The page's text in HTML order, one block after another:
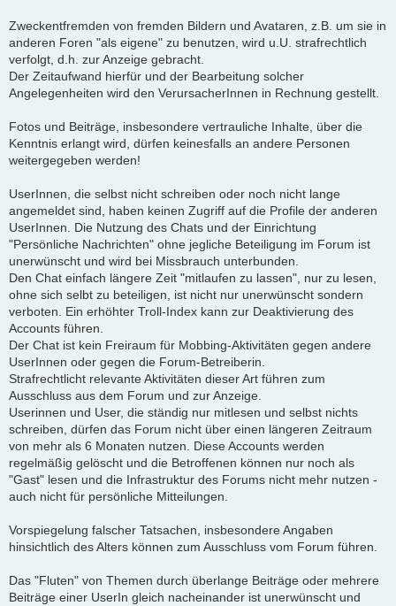
Zweckentfremden von fremden Bildern und Avataren, z.B. um sie in
anderen Foren "als eigene" zu benutzen, wird u.U. strafrechtlich
verfolgt, d.h. zur Anzeige gebracht.
Der Zeitaufwand hierfür und der Bearbeitung solcher
Angelegenheiten wird den VerursacherInnen in Rechnung gestellt.
Fotos und Beiträge, insbesondere vertrauliche Inhalte, über die
Kenntnis erlangt wird, dürfen keinesfalls an andere Personen
weitergegeben werden!
UserInnen, die selbst nicht schreiben oder noch nicht lange
angemeldet sind, haben keinen Zugriff auf die Profile der anderen
UserInnen. Die Nutzung des Chats und der Einrichtung
"Persönliche Nachrichten" ohne jegliche Beteiligung im Forum ist
unerwünscht und wird bei Missbrauch unterbunden.
Den Chat einfach längere Zeit "mitlaufen zu lassen", nur zu lesen,
ohne sich selbt zu beteiligen, ist nicht nur unerwünscht sondern
verboten. Ein erhöhter Troll-Index kann zur Deaktivierung des
Accounts führen.
Der Chat ist kein Freiraum für Mobbing-Aktivitäten gegen andere
UserInnen oder gegen die Forum-Betreiberin.
Strafrechtlicht relevante Aktivitäten dieser Art führen zum
Ausschluss aus dem Forum und zur Anzeige.
Userinnen und User, die ständig nur mitlesen und selbst nichts
schreiben, dürfen das Forum nicht über einen längeren Zeitraum
von mehr als 6 Monaten nutzen. Diese Accounts werden
regelmäßig gelöscht und die Betroffenen können nur noch als
"Gast" lesen und die Infrastruktur des Forums nicht mehr nutzen -
auch nicht für persönliche Mitteilungen.
Vorspiegelung falscher Tatsachen, insbesondere Angaben
hinsichtlich des Alters können zum Ausschluss vom Forum führen.
Das "Fluten" von Themen durch überlange Beiträge oder mehrere
Beiträge einer UserIn gleich nacheinander ist unerwünscht und